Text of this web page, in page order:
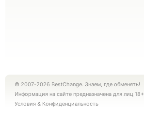
© 2007-2026 BestChange. Знаем, где обменять!
Информация на сайте предназначена для лиц 18+
Условия & Конфиденциальность